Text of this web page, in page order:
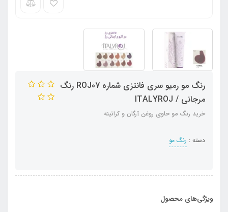
رنگ مو رمیو سری فانتزی شماره ROJ07 رنگ
مرجانی / ITALYROJ
خرید رنگ مو حاوی روغن آرگان و کراتینه
دسته : رنگ مو
ویژگی‌های محصول